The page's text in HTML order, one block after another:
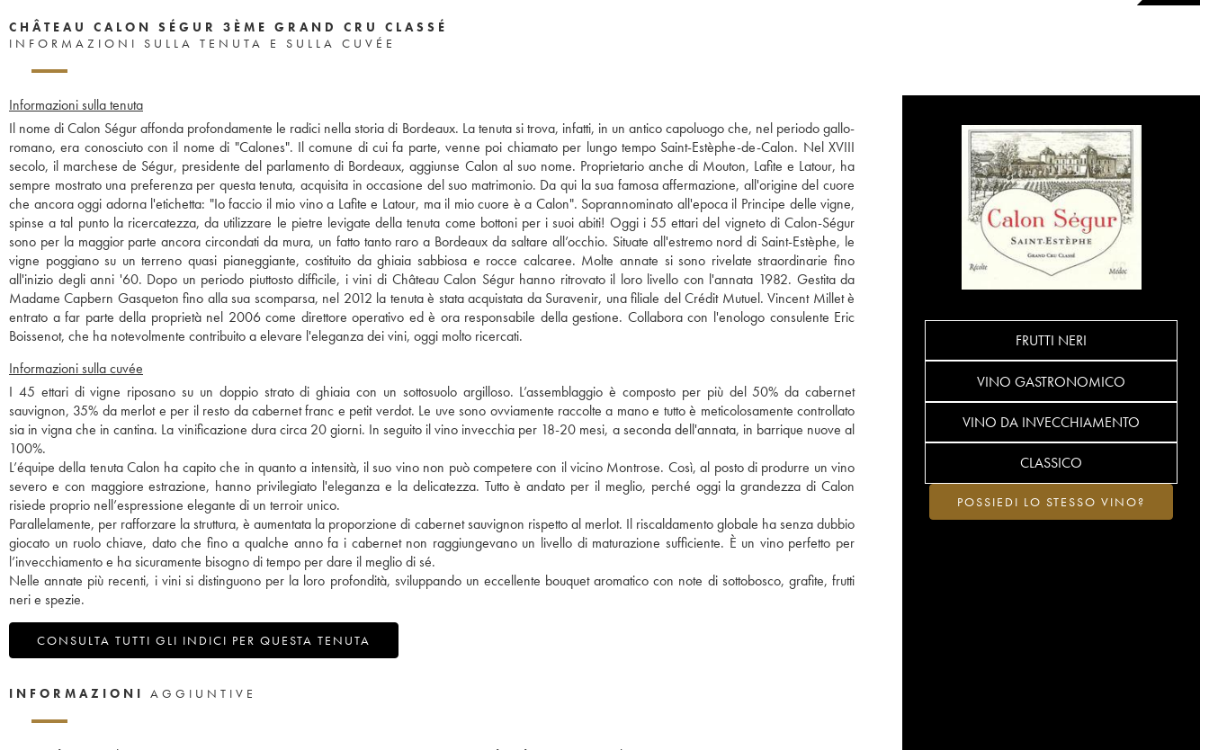
CHÂTEAU CALON SÉGUR 3ÈME GRAND CRU CLASSÉ
INFORMAZIONI SULLA TENUTA E SULLA CUVÉE
Informazioni sulla tenuta
Il nome di Calon Ségur affonda profondamente le radici nella storia di Bordeaux. La tenuta si trova, infatti, in un antico capoluogo che, nel periodo gallo-
romano, era conosciuto con il nome di "Calones". Il comune di cui fa parte, venne poi chiamato per lungo tempo Saint-Estèphe-de-Calon. Nel XVIII
secolo, il marchese de Ségur, presidente del parlamento di Bordeaux, aggiunse Calon al suo nome. Proprietario anche di Mouton, Lafite e Latour, ha
sempre mostrato una preferenza per questa tenuta, acquisita in occasione del suo matrimonio. Da qui la sua famosa affermazione, all'origine del cuore
che ancora oggi adorna l'etichetta: "Io faccio il mio vino a Lafite e Latour, ma il mio cuore è a Calon". Soprannominato all'epoca il Principe delle vigne,
spinse a tal punto la ricercatezza, da utilizzare le pietre levigate della tenuta come bottoni per i suoi abiti! Oggi i 55 ettari del vigneto di Calon-Ségur
sono per la maggior parte ancora circondati da mura, un fatto tanto raro a Bordeaux da saltare all’occhio. Situate all'estremo nord di Saint-Estèphe, le
vigne poggiano su un terreno quasi pianeggiante, costituito da ghiaia sabbiosa e rocce calcaree. Molte annate si sono rivelate straordinarie fino
all'inizio degli anni '60. Dopo un periodo piuttosto difficile, i vini di Château Calon Ségur hanno ritrovato il loro livello con l'annata 1982. Gestita da
Madame Capbern Gasqueton fino alla sua scomparsa, nel 2012 la tenuta è stata acquistata da Suravenir, una filiale del Crédit Mutuel. Vincent Millet è
entrato a far parte della proprietà nel 2006 come direttore operativo ed è ora responsabile della gestione. Collabora con l'enologo consulente Eric
Boissenot, che ha notevolmente contribuito a elevare l'eleganza dei vini, oggi molto ricercati.
Informazioni sulla cuvée
I 45 ettari di vigne riposano su un doppio strato di ghiaia con un sottosuolo argilloso. L’assemblaggio è composto per più del 50% da cabernet
sauvignon, 35% da merlot e per il resto da cabernet franc e petit verdot. Le uve sono ovviamente raccolte a mano e tutto è meticolosamente controllato
sia in vigna che in cantina. La vinificazione dura circa 20 giorni. In seguito il vino invecchia per 18-20 mesi, a seconda dell'annata, in barrique nuove al
100%.
L’équipe della tenuta Calon ha capito che in quanto a intensità, il suo vino non può competere con il vicino Montrose. Così, al posto di produrre un vino
severo e con maggiore estrazione, hanno privilegiato l'eleganza e la delicatezza. Tutto è andato per il meglio, perché oggi la grandezza di Calon
risiede proprio nell’espressione elegante di un terroir unico.
Parallelamente, per rafforzare la struttura, è aumentata la proporzione di cabernet sauvignon rispetto al merlot. Il riscaldamento globale ha senza dubbio
giocato un ruolo chiave, dato che fino a qualche anno fa i cabernet non raggiungevano un livello di maturazione sufficiente. È un vino perfetto per
l’invecchiamento e ha sicuramente bisogno di tempo per dare il meglio di sé.
Nelle annate più recenti, i vini si distinguono per la loro profondità, sviluppando un eccellente bouquet aromatico con note di sottobosco, grafite, frutti
neri e spezie.
CONSULTA TUTTI GLI INDICI PER QUESTA TENUTA
FRUTTI NERI
VINO GASTRONOMICO
VINO DA INVECCHIAMENTO
CLASSICO
POSSIEDI LO STESSO VINO?
INFORMAZIONI AGGIUNTIVE